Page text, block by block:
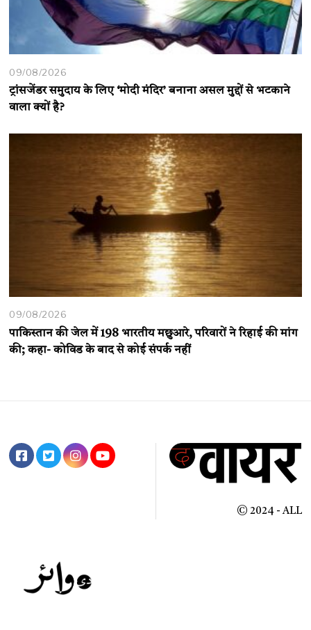
09/08/2026
ट्रांसजेंडर समुदाय के लिए ‘मोदी मंदिर’ बनाना असल मुद्दों से भटकाने
वाला क्यों है?
09/08/2026
पाकिस्तान की जेल में 198 भारतीय मछुआरे, परिवारों ने रिहाई की मांग
की; कहा- कोविड के बाद से कोई संपर्क नहीं
© 2024 - ALL